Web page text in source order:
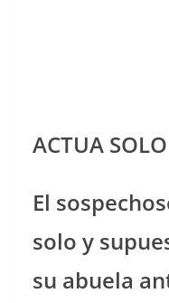
ACTUA SOLO
El
solo y
su abuela